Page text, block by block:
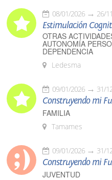
08/01/2026 26/
Estimulación
OTRAS
AUTONOMÍA
DEPENDENCIA
Ledesma
09/01/2026 31/
Construyendo mi
FAMILIA
Tamames
09/01/2026 31/
Construyendo mi
JUVENTUD